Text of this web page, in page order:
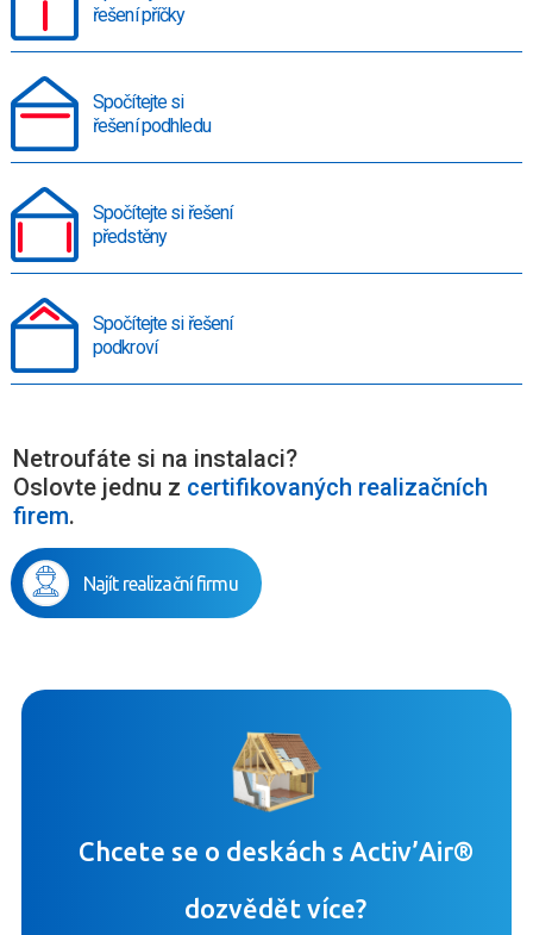
řešení příčky
Spočítejte si
řešení podhledu
Spočítejte si řešení
předstěny
Spočítejte si řešení
podkroví
Netroufáte si na instalaci?
Oslovte jednu z certifikovaných realizačních
firem.
Najít realizační firmu
Chcete se o deskách s Activ’Air®
dozvědět více?